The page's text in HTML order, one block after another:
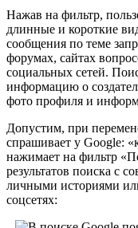
Нажав на фильтр,
длинные и короткие
сообщения по теме
форумах, сайтах
социальных сетей.
информацию о
фото профиля и
Допустим, при
спрашивает у Google:
нажимает на фильтр
результатов поиска с
личными историями
соцсетях: